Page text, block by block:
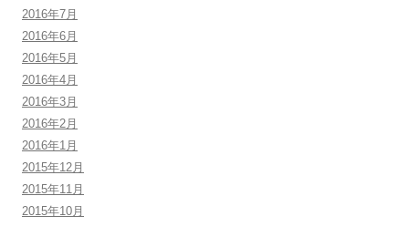
2016年7月
2016年6月
2016年5月
2016年4月
2016年3月
2016年2月
2016年1月
2015年12月
2015年11月
2015年10月